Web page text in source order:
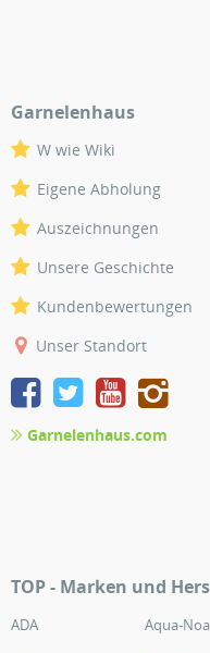
Garnelenhaus
W wie Wiki
Eigene Abholung
Auszeichnungen
Unsere Geschichte
Kundenbewertungen
Unser Standort
Garnelenhaus.com
TOP - Marken und
ADA Aqua-Noa